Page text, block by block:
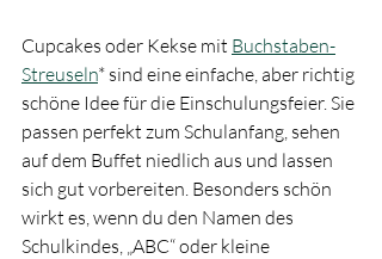
Cupcakes oder Kekse mit Buchstaben-
Streuseln* sind eine einfache, aber richtig
schöne Idee für die Einschulungsfeier. Sie
passen perfekt zum Schulanfang, sehen
auf dem Buffet niedlich aus und lassen
sich gut vorbereiten. Besonders schön
wirkt es, wenn du den Namen des
Schulkindes, „ABC“ oder kleine